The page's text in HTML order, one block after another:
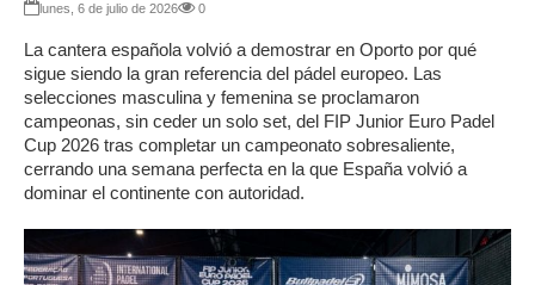
lunes, 6 de julio de 2026 0
La cantera española volvió a demostrar en Oporto por qué
sigue siendo la gran referencia del pádel europeo. Las
selecciones masculina y femenina se proclamaron
campeonas, sin ceder un solo set, del FIP Junior Euro Padel
Cup 2026 tras completar un campeonato sobresaliente,
cerrando una semana perfecta en la que España volvió a
dominar el continente con autoridad.